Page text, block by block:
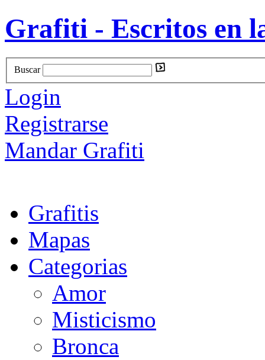
Grafiti - Escritos en
Buscar
Login
Registrarse
Mandar Grafiti
Grafitis
Mapas
Categorias
Amor
Misticismo
Bronca